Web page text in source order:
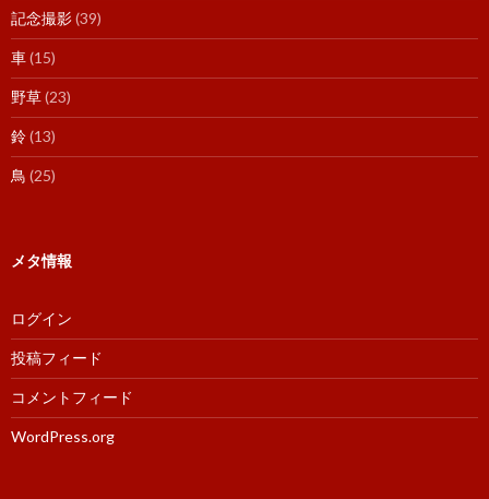
記念撮影(39)
車(15)
野草(23)
鈴(13)
鳥 (25)
メタ情報
ログイン
投稿フィード
コメントフィード
WordPress.org